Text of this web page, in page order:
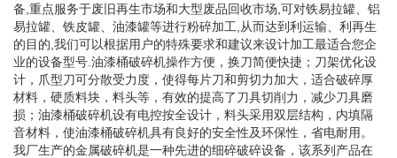
备,重点服务于废旧再生市场和大型废品回收市场,可对铁易拉罐、铝
易拉罐、铁皮罐、油漆罐等进行粉碎加工,从而达到利运输、利再生
的目的,我们可以根据用户的特殊要求和建议来设计加工最适合您企
业的设备型号.油漆桶破碎机操作方便，换刀简便快捷；刀架优化设
计，爪型刀可分散受力度，使得每片刀和剪切力加大，适合破碎厚
材料，硬质料块，料头等，有效的提高了刀具切削力，减少刀具磨
损；油漆桶破碎机设有电控按全设计，料头采用双层结构，内填隔
音材料，使油漆桶破碎机具有良好的安全性及环保性，省电耐用。
我厂生产的金属破碎机是一种先进的细碎破碎设备，该系列产品在